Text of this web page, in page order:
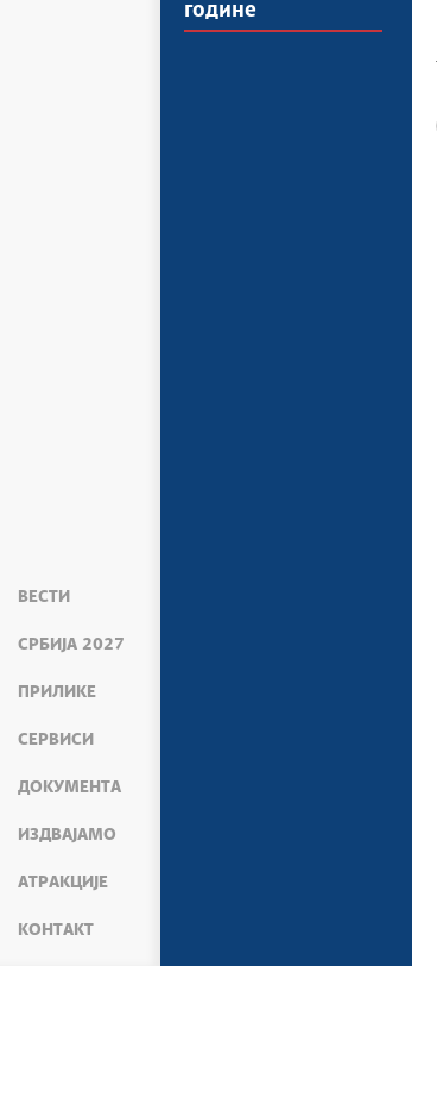
ВЕСТИ
СРБИЈА 2027
ПРИЛИКЕ
СЕРВИСИ
ДОКУМЕНТА
ИЗДВАЈАМО
АТРАКЦИЈЕ
КОНТАКТ
године